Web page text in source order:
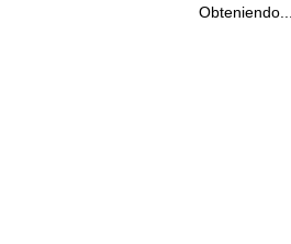
Obteniendo...